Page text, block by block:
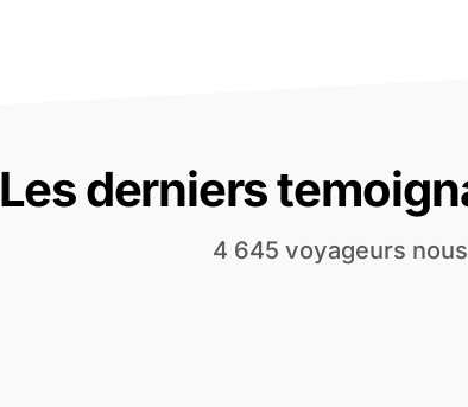
Les derniers
4 645 voyageurs